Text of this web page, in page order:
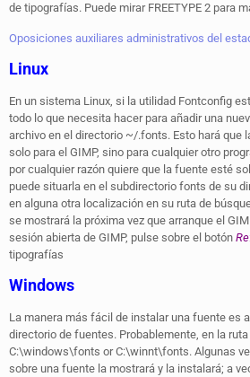
de tipografías. Puede mirar FREETYPE 2 para
Oposiciones auxiliares administrativos del
Linux
En un sistema Linux, si la utilidad Fontconfig
todo lo que necesita hacer para añadir una
archivo en el directorio ~/.fonts. Esto hará que
solo para el GIMP, sino para cualquier otro
por cualquier razón quiere que la fuente esté
puede situarla en el subdirectorio fonts de su
en alguna otra localización en su ruta de
se mostrará la próxima vez que arranque el
sesión abierta de GIMP, pulse sobre el botón
tipografías
Windows
La manera más fácil de instalar una fuente es
directorio de fuentes. Probablemente, en la
C:\windows\fonts or C:\winnt\fonts. Algunas
sobre una fuente la mostrará y la instalará; a